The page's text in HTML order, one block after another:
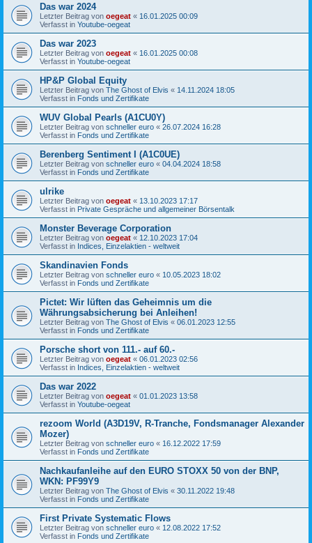
Das war 2024
Letzter Beitrag von oegeat « 16.01.2025 00:09
Verfasst in Youtube-oegeat
Das war 2023
Letzter Beitrag von oegeat « 16.01.2025 00:08
Verfasst in Youtube-oegeat
HP&P Global Equity
Letzter Beitrag von The Ghost of Elvis « 14.11.2024 18:05
Verfasst in Fonds und Zertifikate
WUV Global Pearls (A1CU0Y)
Letzter Beitrag von schneller euro « 26.07.2024 16:28
Verfasst in Fonds und Zertifikate
Berenberg Sentiment I (A1C0UE)
Letzter Beitrag von schneller euro « 04.04.2024 18:58
Verfasst in Fonds und Zertifikate
ulrike
Letzter Beitrag von oegeat « 13.10.2023 17:17
Verfasst in Private Gespräche und allgemeiner Börsentalk
Monster Beverage Corporation
Letzter Beitrag von oegeat « 12.10.2023 17:04
Verfasst in Indices, Einzelaktien - weltweit
Skandinavien Fonds
Letzter Beitrag von schneller euro « 10.05.2023 18:02
Verfasst in Fonds und Zertifikate
Pictet: Wir lüften das Geheimnis um die
Währungsabsicherung bei Anleihen!
Letzter Beitrag von The Ghost of Elvis « 06.01.2023 12:55
Verfasst in Fonds und Zertifikate
Porsche short von 111.- auf 60.-
Letzter Beitrag von oegeat « 06.01.2023 02:56
Verfasst in Indices, Einzelaktien - weltweit
Das war 2022
Letzter Beitrag von oegeat « 01.01.2023 13:58
Verfasst in Youtube-oegeat
rezoom World (A3D19V, R-Tranche, Fondsmanager Alexander
Mozer)
Letzter Beitrag von schneller euro « 16.12.2022 17:59
Verfasst in Fonds und Zertifikate
Nachkaufanleihe auf den EURO STOXX 50 von der BNP,
WKN: PF99Y9
Letzter Beitrag von The Ghost of Elvis « 30.11.2022 19:48
Verfasst in Fonds und Zertifikate
First Private Systematic Flows
Letzter Beitrag von schneller euro « 12.08.2022 17:52
Verfasst in Fonds und Zertifikate